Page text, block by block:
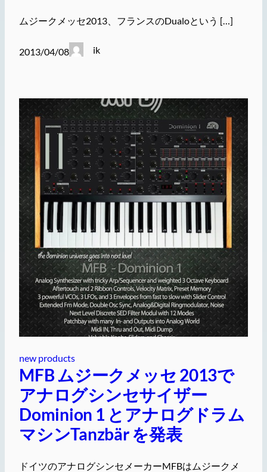
ムジークメッセ2013、フランスのDualoという […]
2013/04/08 ik
new products
MFB ムジークメッセ 2013で
アナログシンセサイザー
Dominion 1 とアナログドラム
マシンTanzbär を発表
ドイツのアナログシンセメーカーMFBはムジークメ